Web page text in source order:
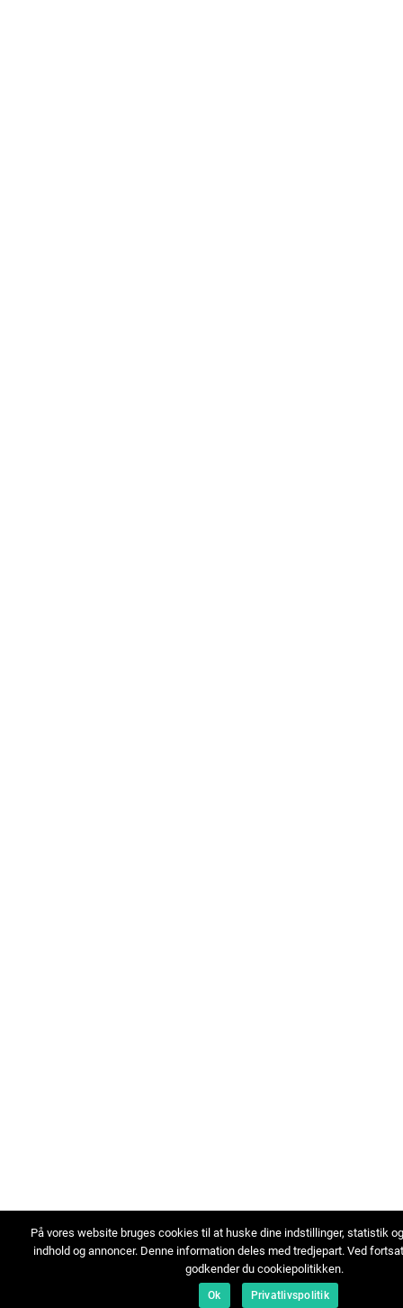
På vores website bruges cookies til at huske dine indstillinger, statistik
indhold og annoncer. Denne information deles med tredjepart. Ved
godkender du cookiepolitikken.
Ok Privatlivspolitik